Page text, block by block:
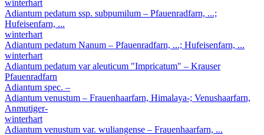
winterhart
Adiantum pedatum ssp. subpumilum – Pfauenradfarn, ...;
Hufeisenfarn, ...
winterhart
Adiantum pedatum Nanum – Pfauenradfarn, ...; Hufeisenfarn, ...
winterhart
Adiantum pedatum var aleuticum "Impricatum" – Krauser
Pfauenradfarn
Adiantum spec. –
Adiantum venustum – Frauenhaarfarn, Himalaya-; Venushaarfarn,
Anmutiger-
winterhart
Adiantum venustum var. wuliangense – Frauenhaarfarn, ...